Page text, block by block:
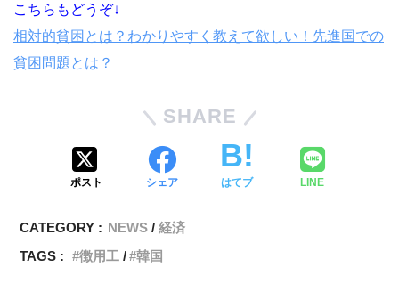
こちらもどうぞ↓
相対的貧困とは？わかりやすく教えて欲しい！先進国での
貧困問題とは？
SHARE
ポスト シェア はてブ LINE
CATEGORY : NEWS
経済
TAGS :
徴用工 韓国